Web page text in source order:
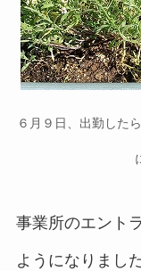
６月９日、出勤した
事業所のエントラ
ようになりました